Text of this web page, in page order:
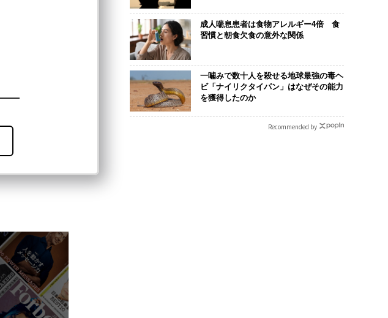
成人喘息患者は食物アレルギー4倍 食
習慣と朝食欠食の意外な関係
一噛みで数十人を殺せる地球最強の毒ヘ
ビ「ナイリクタイパン」はなぜその能力
を獲得したのか
Recommended by